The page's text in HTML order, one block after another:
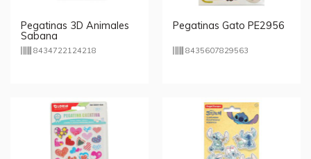
Pegatinas 3D Animales
Sabana
8434722124218
Pegatinas Gato PE2956
8435607829563